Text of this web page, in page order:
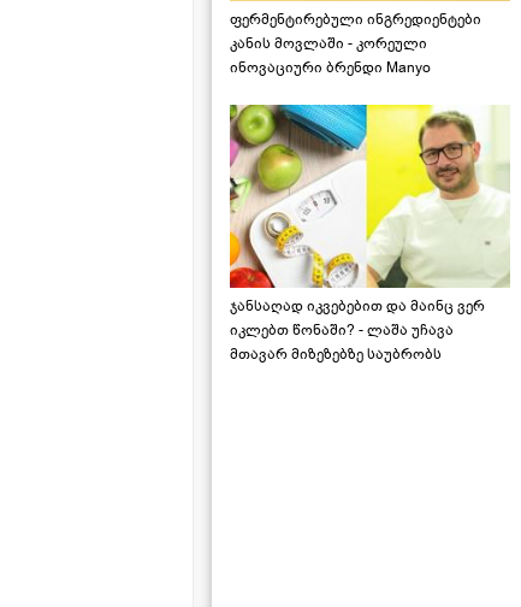
ფერმენტირებული ინგრედიენტები
კანის მოვლაში - კორეული
ინოვაციური ბრენდი Manyo
ჯანსაღად იკვებებით და მაინც ვერ
იკლებთ წონაში? - ლაშა უჩავა
მთავარ მიზეზებზე საუბრობს